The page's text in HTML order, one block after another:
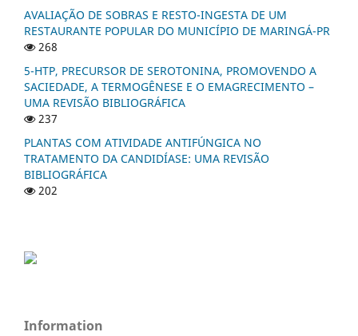
AVALIAÇÃO DE SOBRAS E RESTO-INGESTA DE UM
RESTAURANTE POPULAR DO MUNICÍPIO DE MARINGÁ-PR
268
5-HTP, PRECURSOR DE SEROTONINA, PROMOVENDO A
SACIEDADE, A TERMOGÊNESE E O EMAGRECIMENTO –
UMA REVISÃO BIBLIOGRÁFICA
237
PLANTAS COM ATIVIDADE ANTIFÚNGICA NO
TRATAMENTO DA CANDIDÍASE: UMA REVISÃO
BIBLIOGRÁFICA
202
Information